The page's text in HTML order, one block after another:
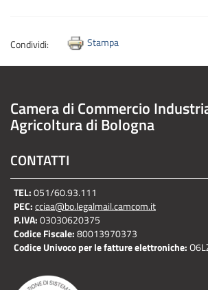
Condividi: Stampa
Camera di Commercio
Agricoltura di Bologna
CONTATTI
TEL:051/60.93.111
PEC:cciaa@bo.legalmail.camcom.it
P.IVA:03030620375
Codice Fiscale:80013970373
Codice Univoco per le fatture elettroniche: